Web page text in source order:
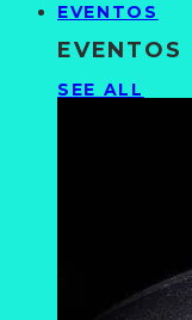
EVENTOS
EVENTOS
SEE ALL